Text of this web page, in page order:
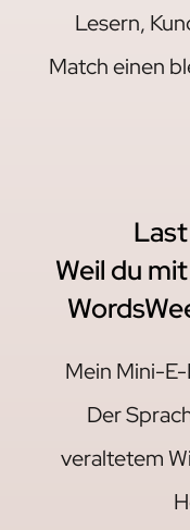
Lesern,
Match einen
Weil du
Mein Mini-
Der
veraltetem